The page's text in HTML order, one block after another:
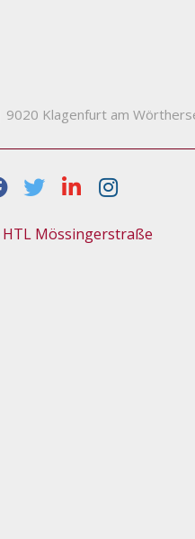
9020 Klagenfurt am
HTL Mössingerstraße